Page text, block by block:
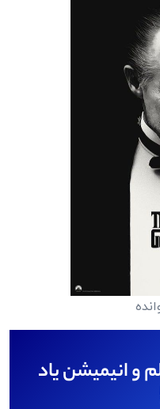
و انیمیشن یاد